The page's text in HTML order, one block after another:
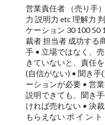
営業責任者 （売り⼿
⼒ 説明⼒ etc 理解⼒
ケーション 30 100 50
裁者 担当者 成功する
⼿ • ⽴場ではなく、
きていないと、責任
(⾃信がない) • 聞き
ーションが必要 • 営
説明できても、聞き
ければ売れない • 決
もらえない ポ イ ン ト